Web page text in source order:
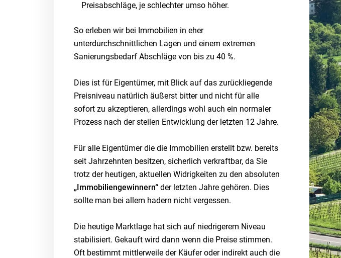
Preisabschläge, je schlechter umso höher.
So erleben wir bei Immobilien in eher
unterdurchschnittlichen Lagen und einem extremen
Sanierungsbedarf Abschläge von bis zu 40 %.
Dies ist für Eigentümer, mit Blick auf das zurückliegende
Preisniveau natürlich äußerst bitter und nicht für alle
sofort zu akzeptieren, allerdings wohl auch ein normaler
Prozess nach der steilen Entwicklung der letzten 12 Jahre.
Für alle Eigentümer die die Immobilien erstellt bzw. bereits
seit Jahrzehnten besitzen, sicherlich verkraftbar, da Sie
trotz der heutigen, aktuellen Widrigkeiten zu den absoluten
„Immobiliengewinnern“ der letzten Jahre gehören. Dies
sollte man bei allem hadern nicht vergessen.
Die heutige Marktlage hat sich auf niedrigerem Niveau
stabilisiert. Gekauft wird dann wenn die Preise stimmen.
Oft bestimmt mittlerweile der Käufer oder indirekt auch die